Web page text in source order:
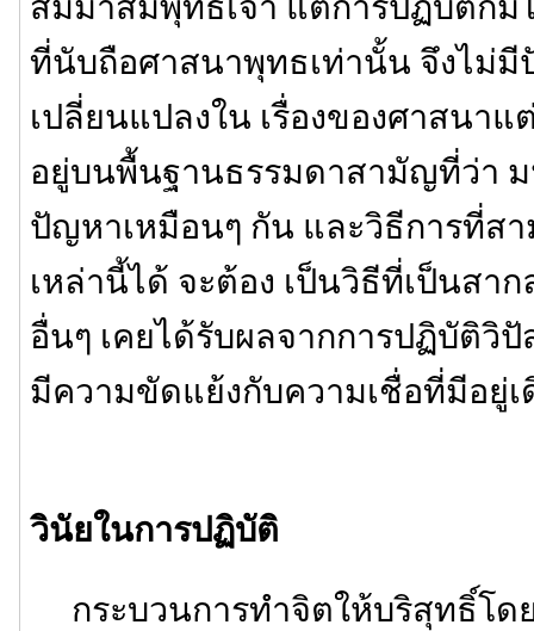
ที่นับถือศาสนาพุทธเท่านั้น จึงไม่มี
เปลี่ยนแปลงใน เรื่องของศาสนา
อยู่บนพื้นฐานธรรมดาสามัญที่ว่า
ปัญหาเหมือนๆ กัน และวิธีการที่ส
เหล่านี้ได้ จะต้อง เป็นวิธีที่เป็นสา
อื่นๆ เคยได้รับผลจากการปฏิบัติวิ
มีความขัดแย้งกับความเชื่อที่มีอยู่เ
วินัยในการปฏิบัติ
กระบวนการทำจิตให้บริสุทธิ์โด